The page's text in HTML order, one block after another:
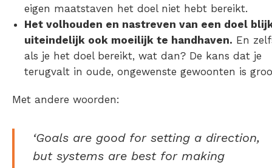
eigen maatstaven het doel niet hebt bereikt.
Het volhouden en nastreven van een doel
uiteindelijk ook moeilijk te handhaven. En
als je het doel bereikt, wat dan? De kans dat je
terugvalt in oude, ongewenste gewoonten is
Met andere woorden:
‘Goals are good for setting a direction,
but systems are best for making